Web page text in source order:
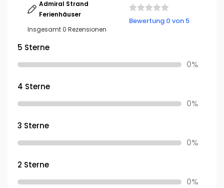
Admiral Strand
Ferienhäuser
Insgesamt 0 Rezensionen
Bewertung 0 von 5
5 Sterne
0%
4 Sterne
0%
3 Sterne
0%
2 Sterne
0%